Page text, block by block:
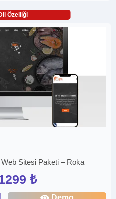
Özelliği
Web Sitesi Paketi – Roka
₺